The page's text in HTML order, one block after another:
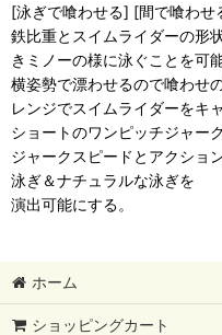
[泳ぎで喰わせる] [間で喰わせ
鉄比重とスイムライダーの形
きミノーの様に泳ぐことを可
横姿勢で漂わせるので喰わせ
レンジでスイムライダーをキ
ショートのワンピッチジャー
ジャークスピードとアクショ
泳ぎ＆ナチュラルな泳ぎを
演出可能にする。
ホーム
ショッピングカート